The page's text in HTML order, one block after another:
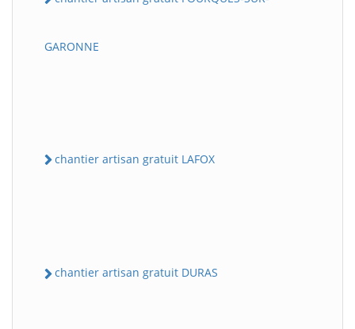
GARONNE
chantier artisan gratuit LAFOX
chantier artisan gratuit DURAS